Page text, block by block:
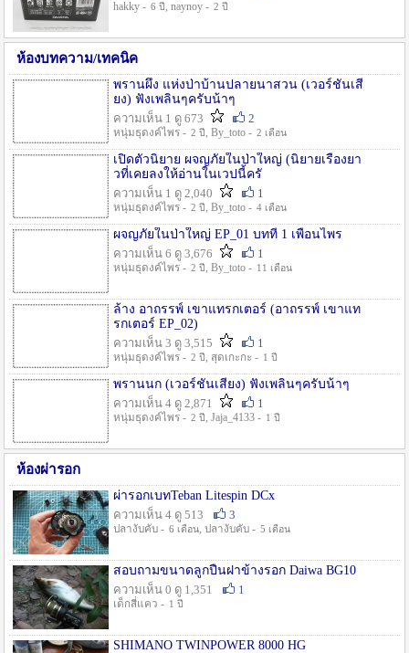
hakky - 6 ปี , naynoy - 2 ปี
ห้องบทความ/เทคนิค
พรานผึ้ง แห่งป่าบ้านปลายนาสวน (เวอร์ชั่นเสี
ยง) ฟังเพลินๆครับน้าๆ
ความเห็น 1 ดู 673
2
หนุ่มธุดงค์ไพร - 2 ปี , By_toto - 2 เดือน
เปิดตัวนิยาย ผจญภัยในป่าใหญ่ (นิยายเรื่องยา
วที่เคยลงให้อ่านในเวปนี้ครั
ความเห็น 1 ดู 2,040
1
หนุ่มธุดงค์ไพร - 2 ปี , By_toto - 4 เดือน
ผจญภัยในป่าใหญ่ EP_01 บทที่ 1 เพื่อนไพร
ความเห็น 6 ดู 3,676
1
หนุ่มธุดงค์ไพร - 2 ปี , By_toto - 11 เดือน
ล้าง อาถรรพ์ เขาแทรกเตอร์ (อาถรรพ์ เขาแท
รกเตอร์ EP_02)
ความเห็น 3 ดู 3,515
1
หนุ่มธุดงค์ไพร - 2 ปี , สุดเกะกะ - 1 ปี
พรานนก (เวอร์ชั่นเสียง) ฟังเพลินๆครับน้าๆ
ความเห็น 4 ดู 2,871
1
หนุ่มธุดงค์ไพร - 2 ปี , Jaja_4133 - 1 ปี
ห้องผ่ารอก
ผ่ารอกเบทTeban Litespin DCx
ความเห็น 4 ดู 513
3
ปลางับคับ - 6 เดือน, ปลางับคับ - 5 เดือน
สอบถามขนาดลูกปืนฝาข้างรอก Daiwa BG10
ความเห็น 0 ดู 1,351
1
เด็กสี่แคว - 1 ปี
SHIMANO TWINPOWER 8000 HG